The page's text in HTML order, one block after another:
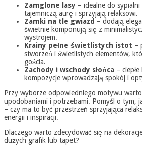
Zamglone lasy – idealne do
tajemniczą aurę i sprzyjają relaksowi.
Zamki na tle gwiazd – dodają
świetnie komponują się z
wystrojem.
Krainy pełne świetlistych istot –
stworzeń i świetlistych elementów,
gościa.
Zachody i wschody słońca –
kompozycje wprowadzają spokój i
Przy wyborze odpowiedniego motywu warto
upodobaniami i potrzebami. Pomyśl o tym,
– czy ma to być przestrzeń sprzyjająca
energii i inspiracji.
Dlaczego warto zdecydować się na
dużych grafik lub tapet?